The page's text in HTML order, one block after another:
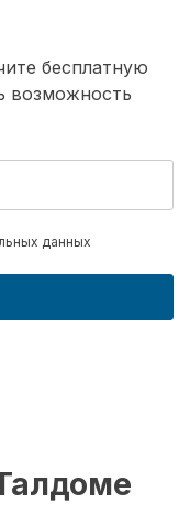
бесплатную
возможность
данных